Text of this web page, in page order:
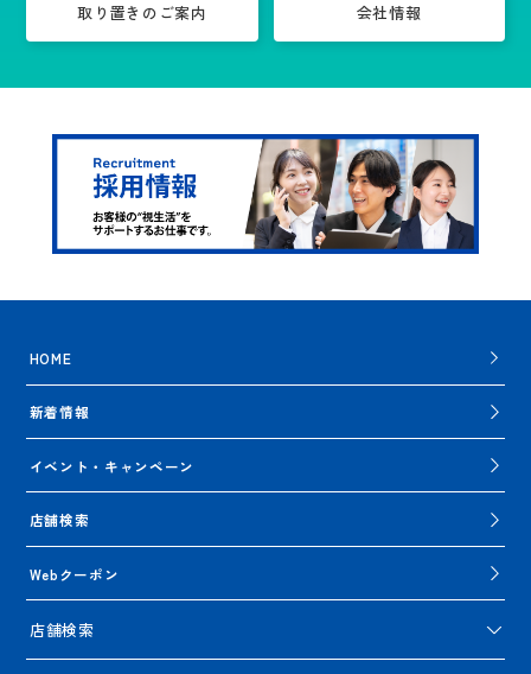
取り置きのご案内 会社情報
HOME
新着情報
イベント・キャンペーン
店舗検索
Webクーポン
店舗検索